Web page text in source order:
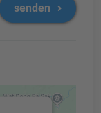
senden